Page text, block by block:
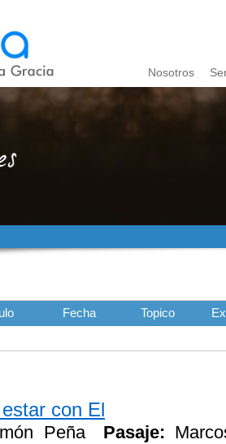
Nosotros
Fecha Topico
con El
Peña Pasaje: